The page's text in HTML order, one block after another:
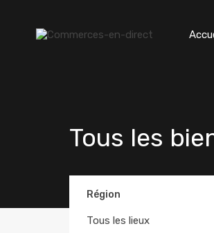
Tous les
Région
Tous les lieux